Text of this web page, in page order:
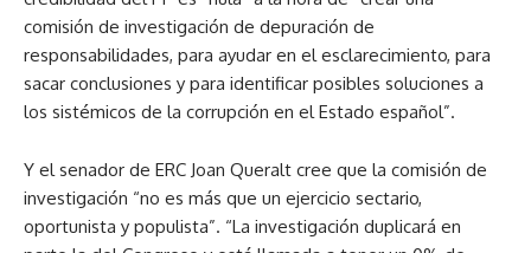
comisión de investigación de depuración de
responsabilidades, para ayudar en el esclarecimiento, para
sacar conclusiones y para identificar posibles soluciones a
los sistémicos de la corrupción en el Estado español”.
Y el senador de ERC Joan Queralt cree que la comisión de
investigación “no es más que un ejercicio sectario,
oportunista y populista”. “La investigación duplicará en